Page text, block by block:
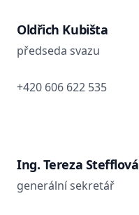
Oldřich Kubišta
předseda svazu
+420 606 622 535
Ing. Tereza Stefflová
generální sekretář